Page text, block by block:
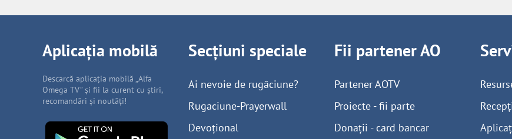
Aplicația mobilă
Descarcă aplicația mobilă „Alfa
Omega TV” și fii la curent cu știri,
recomandări și noutăți!
Secțiuni speciale
Ai nevoie de rugăciune?
Rugaciune-Prayerwall
Devoțional
Fii partener AO
Partener AOTV
Proiecte - fii parte
Donații - card bancar